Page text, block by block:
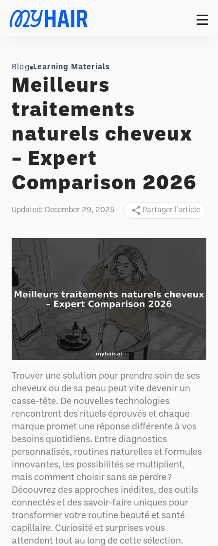
Blog Learning Materials
Meilleurs
traitements
naturels cheveux
– Expert
Comparison 2026
Updated: December 29, 2025 Partager l'article
Trouver une solution pour prendre soin de ses
cheveux ou de sa peau peut vite devenir un
casse-tête. De nouvelles technologies
rencontrent des rituels éprouvés et chaque
marque promet une réponse différente à vos
besoins quotidiens. Entre diagnostics
personnalisés, routines naturelles et formules
innovantes, les possibilités se multiplient,
mais comment choisir sans se perdre ?
Découvrez des approches inédites, des outils
connectés et des savoir-faire uniques pour
transformer votre routine beauté et santé
capillaire. Curiosité et surprises vous
attendent tout au long de cette sélection.